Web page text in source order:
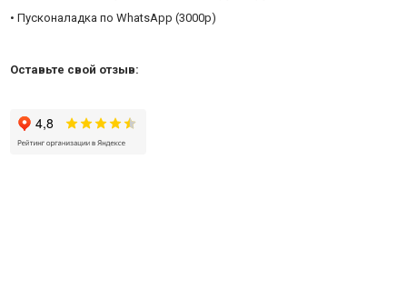
• Пусконаладка по WhatsApp (3000р)
Оставьте свой отзыв: